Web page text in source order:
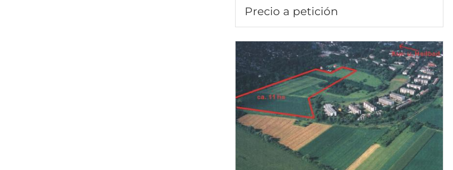
Precio a petición